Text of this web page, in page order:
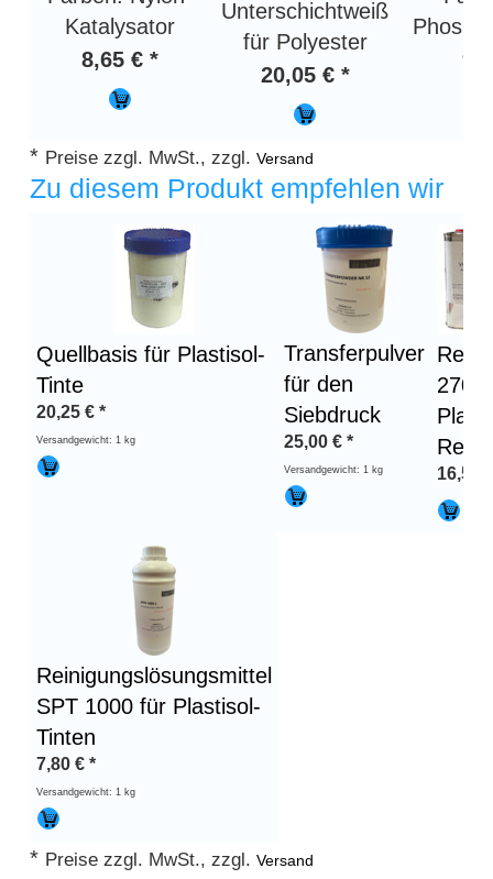
Katalysator
8,65 € *
Unterschichtweiß
für Polyester
20,05 € *
* Preise zzgl. MwSt., zzgl.Versand
Zu diesem Produkt empfehlen wir
Quellbasis für Plastisol-
Tinte
20,25 € *
Versandgewicht: 1 kg
Transferpulver
für den
Siebdruck
25,00 € *
Versandgewicht: 1 kg
2704
16,50
Reinigungslösungsmittel
SPT 1000 für Plastisol-
Tinten
7,80 € *
Versandgewicht: 1 kg
* Preise zzgl. MwSt., zzgl.Versand